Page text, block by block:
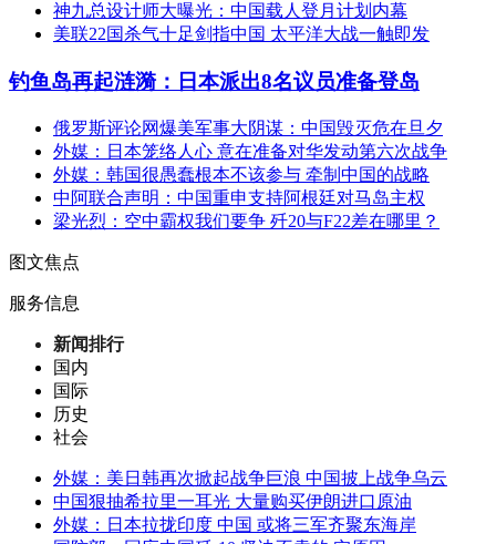
神九总设计师大曝光：中国载人登月计划内幕
美联22国杀气十足剑指中国 太平洋大战一触即发
钓鱼岛再起涟漪：日本派出8名议员准备登岛
俄罗斯评论网爆美军事大阴谋：中国毁灭危在旦夕
外媒：日本笼络人心 意在准备对华发动第六次战争
外媒：韩国很愚蠢根本不该参与 牵制中国的战略
中阿联合声明：中国重申支持阿根廷对马岛主权
梁光烈：空中霸权我们要争 歼20与F22差在哪里？
图文焦点
服务信息
新闻排行
国内
国际
历史
社会
外媒：美日韩再次掀起战争巨浪 中国披上战争乌云
中国狠抽希拉里一耳光 大量购买伊朗进口原油
外媒：日本拉拢印度 中国 或将三军齐聚东海岸